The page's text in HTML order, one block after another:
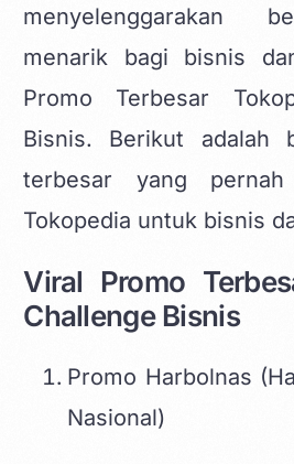
menyelenggarakan
menarik bagi bisnis
Promo Terbesar
Bisnis. Berikut adalah
terbesar yang
Tokopedia untuk bisnis
Viral Promo
Challenge Bisnis
Promo Harbolnas
Nasional)